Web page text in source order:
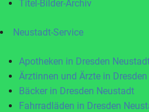
Titel-Bilder-Archiv
Neustadt-Service
Apotheken in Dresden
Ärztinnen und Ärzte in
Bäcker in Dresden Neustadt
Fahrradläden in Dresden